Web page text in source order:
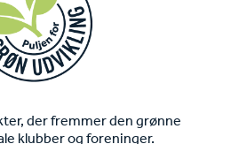
der fremmer den grønne